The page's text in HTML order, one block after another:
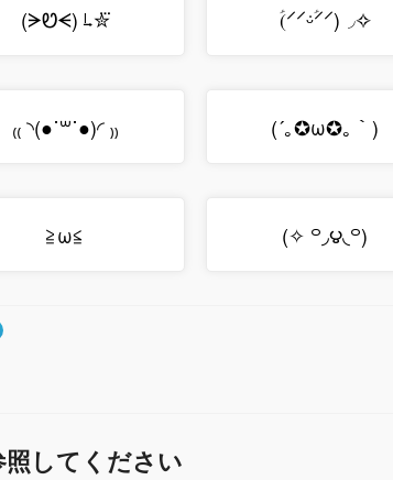
(ᗒᏬᗕ) ˡ̵˖✮⃛ (ؑ⸍⸍ᵕؑ̇⸍⸍)◞✧
₍₍ ◝(●˙꒳˙●)◜ ₎₎ (´｡✪ω✪｡｀)
≧ω≦ (✧ ꒪◞౪◟꒪)
照してください